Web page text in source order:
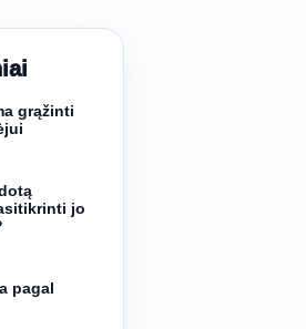
grąžinti
jo
pagal